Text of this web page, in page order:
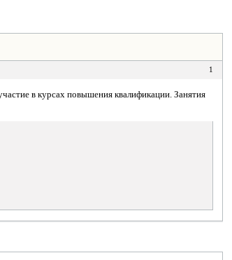
1
в курсах повышения квалификации. Занятия